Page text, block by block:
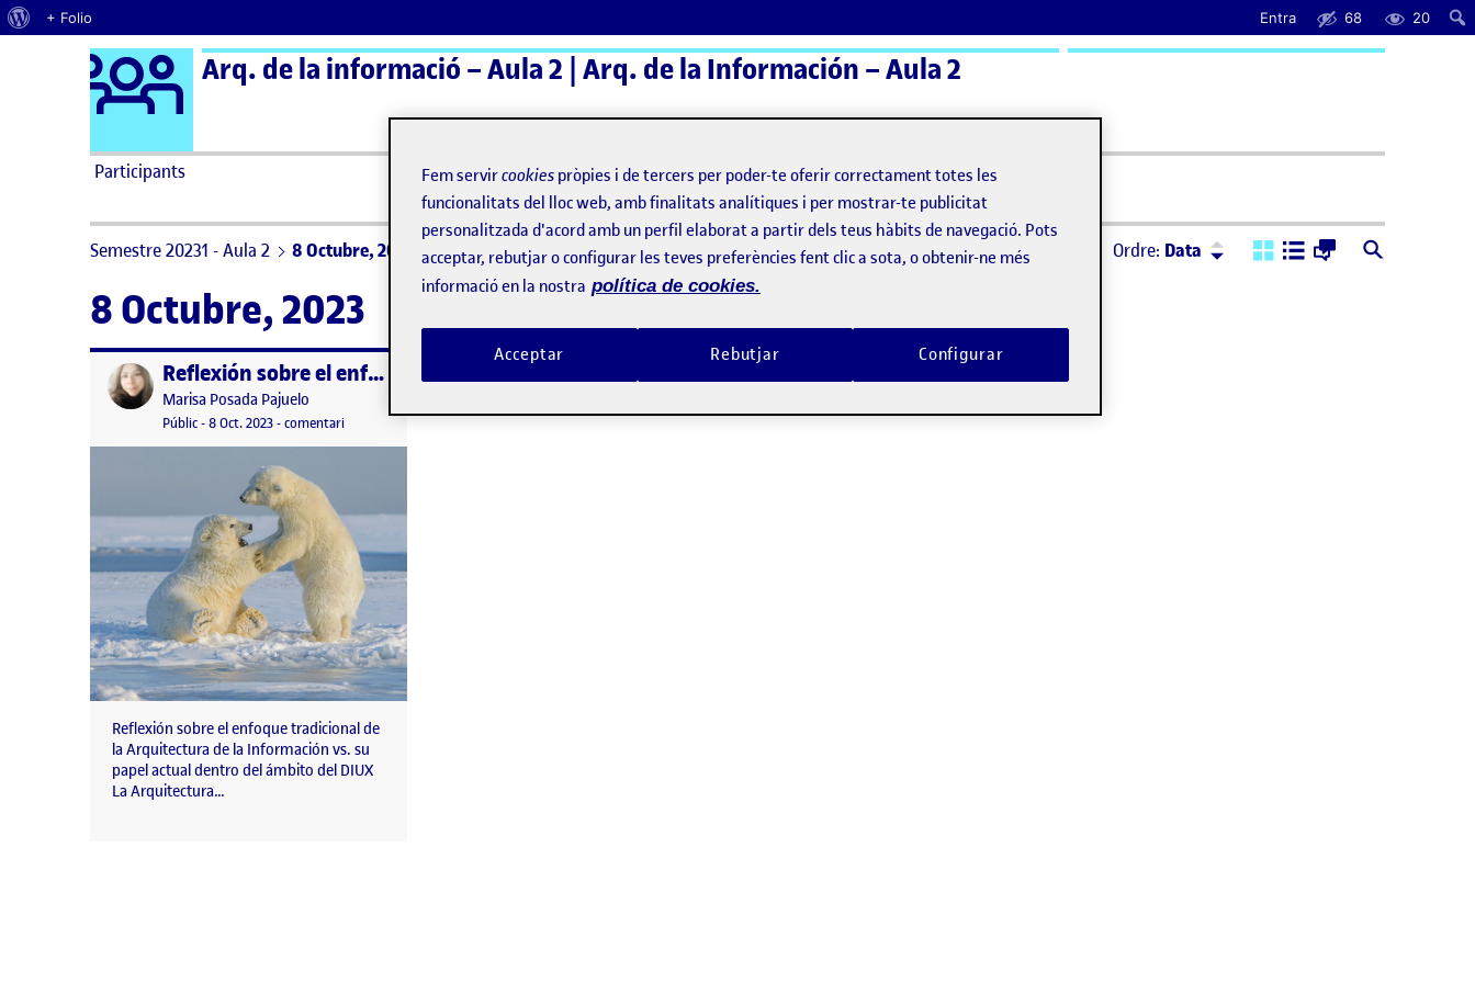
Quant al WordPress
+ Folio Entra 68 20
Saltar al contingut Logo Ágora
Arq. de la informació – Aula 2 | Arq. de la Información – Aula 2
Participants ActiFolios Ajuda
Semestre 20231 - Aula 2 8 Octubre, 2023 Ordre: Data Ordre: Descendent
8 Octubre, 2023
Publicat per Reflexión sobre el enfoque tradicional de la Arquitectura de la Información vs. su papel actual dentro del ámbito del DIUX
Publicat per
Marisa Posada Pajuelo
Visibilitat:
Públic-Data de publicació
8 Oct. 20239 octubre, 2023 12:04 am
-comentariel Reflexión sobre el enfoque tradicional de la Arquitectura de la Información vs. su papel actual dentro del ámbito del DIUX
Reflexión sobre el enfoque tradicional de
la Arquitectura de la Información vs. su
papel actual dentro del ámbito del DIUX
La Arquitectura…
Fem servircookies pròpies i de tercers per poder-te oferir correctament totes les
funcionalitats del lloc web, amb finalitats analítiques i per mostrar-te publicitat
personalitzada d'acord amb un perfil elaborat a partir dels teus hàbits de navegació. Pots
acceptar, rebutjar o configurar les teves preferències fent clic a sota, o obtenir-ne més
informació en la nostra política de cookies.
Rebutjar
Acceptar Configurar